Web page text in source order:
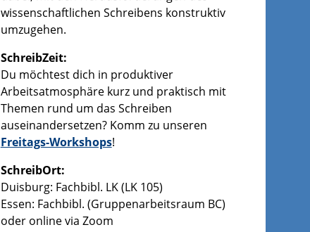
wissenschaftlichen Schreibens konstruktiv
umzugehen.
SchreibZeit:
Du möchtest dich in produktiver
Arbeitsatmosphäre kurz und praktisch mit
Themen rund um das Schreiben
auseinandersetzen? Komm zu unseren
Freitags-Workshops!
SchreibOrt:
Duisburg: Fachbibl. LK (LK 105)
Essen: Fachbibl. (Gruppenarbeitsraum BC)
oder online via Zoom